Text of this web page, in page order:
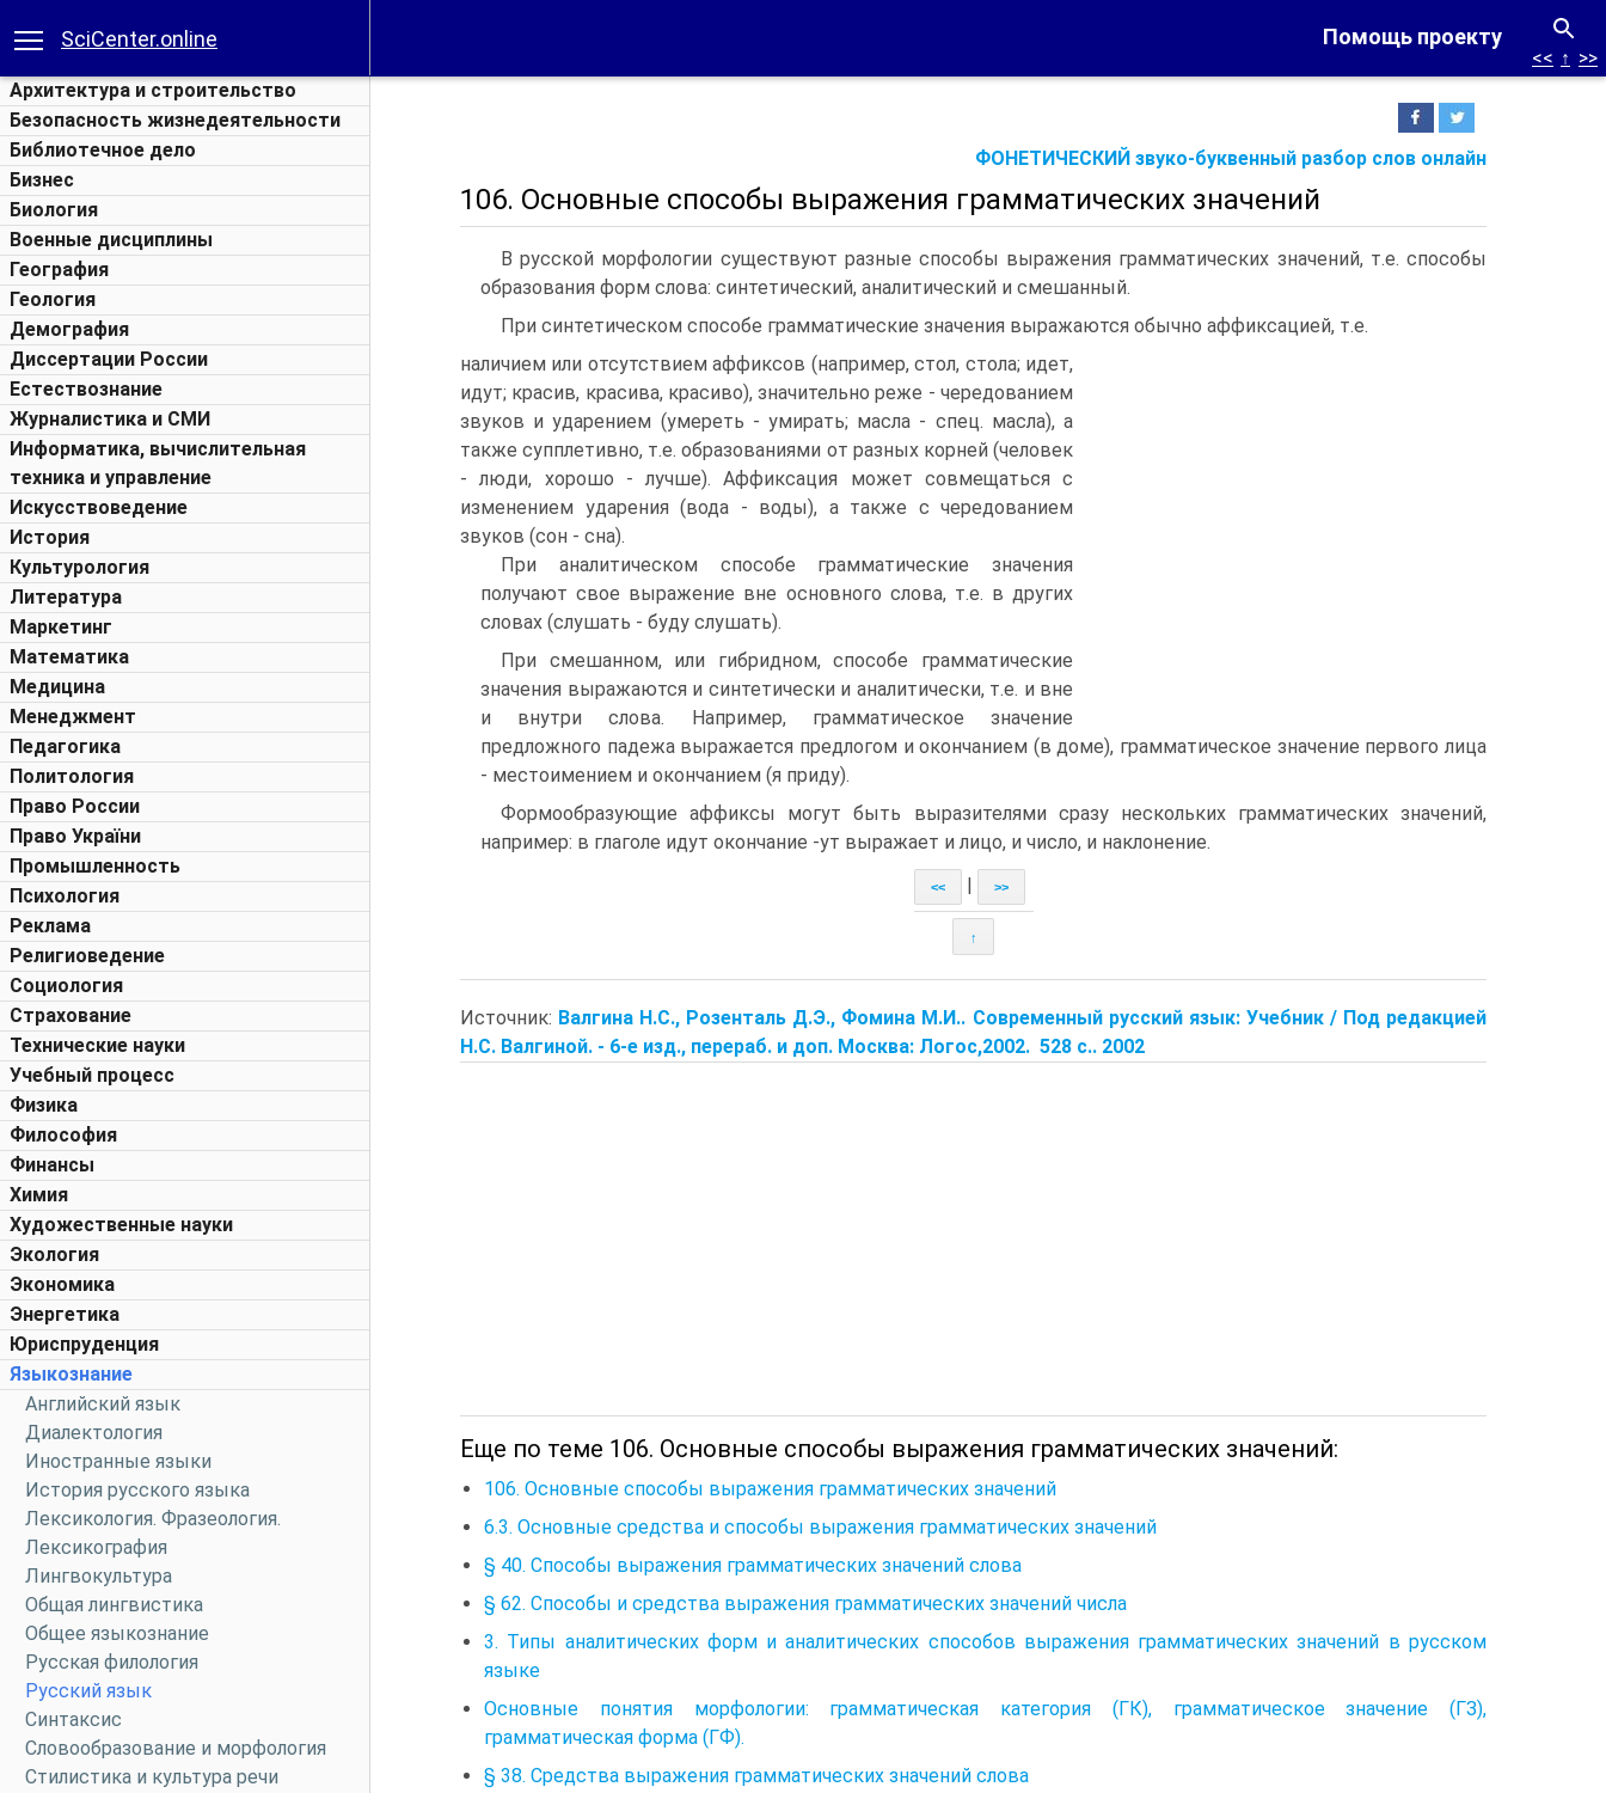
Помощь проекту
SciCenter.online
Архитектура и строительство
Безопасность жизнедеятельности
Библиотечное дело
Бизнес
Биология
Военные дисциплины
География
Геология
Демография
Диссертации России
Естествознание
Журналистика и СМИ
Информатика, вычислительная
техника и управление
Искусствоведение
История
Культурология
Литература
Маркетинг
Математика
Медицина
Менеджмент
Педагогика
Политология
Право России
Право України
Промышленность
Психология
Реклама
Религиоведение
Социология
Страхование
Технические науки
Учебный процесс
Физика
Философия
Финансы
Химия
Художественные науки
Экология
Экономика
Энергетика
Юриспруденция
Языкознание
Английский язык
Диалектология
Иностранные языки
История русского языка
Лексикология. Фразеология.
Лексикография
Лингвокультура
Общая лингвистика
Общее языкознание
Русская филология
Русский язык
Синтаксис
Словообразование и морфология
Стилистика и культура речи
ФОНЕТИЧЕСКИЙ звуко-буквенный разбор слов онлайн
<< ↑ >>
106. Основные способы выражения грамматических значений
В русской морфологии существуют разные способы выражения грамматических значений, т.е. способы
образования форм слова: синтетический, аналитический и смешанный.
При синтетическом способе грамматические значения выражаются обычно аффиксацией, т.е.
наличием или отсутствием аффиксов (например, стол, стола; идет,
идут; красив, красива, красиво), значительно реже - чередованием
звуков и ударением (умереть - умирать; масла - спец. масла), а
также супплетивно, т.е. образованиями от разных корней (человек
- люди, хорошо - лучше). Аффиксация может совмещаться с
изменением ударения (вода - воды), а также с чередованием
звуков (сон - сна).
При аналитическом способе грамматические значения
получают свое выражение вне основного слова, т.е. в других
словах (слушать - буду слушать).
При смешанном, или гибридном, способе грамматические
значения выражаются и синтетически и аналитически, т.е. и вне
и внутри слова. Например, грамматическое значение
предложного падежа выражается предлогом и окончанием (в доме), грамматическое значение первого лица
- местоимением и окончанием (я приду).
Формообразующие аффиксы могут быть выразителями сразу нескольких грамматических значений,
например: в глаголе идут окончание -ут выражает и лицо, и число, и наклонение.
<< >>
↑
Источник: Валгина Н.С., Розенталь Д.Э., Фомина М.И.. Современный русский язык: Учебник / Под редакцией
Н.С. Валгиной. - 6-е изд., перераб. и доп. Москва: Логос,2002. 528 с.. 2002
Еще по теме 106. Основные способы выражения грамматических значений:
106. Основные способы выражения грамматических значений
6.3. Основные средства и способы выражения грамматических значений
§ 40. Способы выражения грамматических значений слова
§ 62. Способы и средства выражения грамматических значений числа
3. Типы аналитических форм и аналитических способов выражения грамматических значений в русском
языке
Основные понятия морфологии: грамматическая категория (ГК), грамматическое значение (ГЗ),
грамматическая форма (ГФ).
§ 38. Средства выражения грамматических значений слова